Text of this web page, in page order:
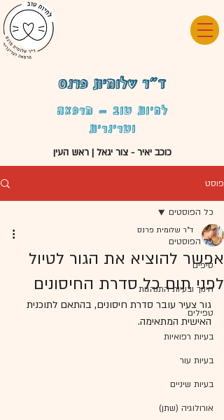
ד"ר שלומית פרנס
לחיות טוב - מרפאה
וטרינרית
כוכב יאיר - צור יגאל | ראש העין
פוסט
כל הפוסטים
טיפים
חינוך ובעיות התנהגות
טפילים
בעיות רפואיות
בעיות עור
בעיות שיניים
אורולוגיה (שתן)
כל הפוסטים
אפשר להוציא את הגור לטיול
לפני תום כל סדרת החיסונים
ד"ר שלומית פרנס
גור צעיר עובר סדרת חיסונים, בהתאם לתוכנית
האישית המתאימה.